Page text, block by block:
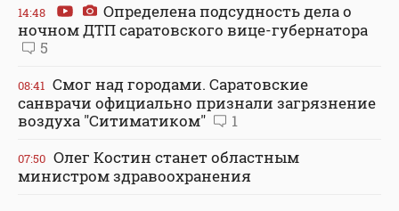
14:48
Определена подсудность дела о
ночном ДТП саратовского вице-губернатора
5
08:41 Смог над городами. Саратовские
санврачи официально признали загрязнение
воздуха "Ситиматиком"
1
07:50 Олег Костин станет областным
министром здравоохранения